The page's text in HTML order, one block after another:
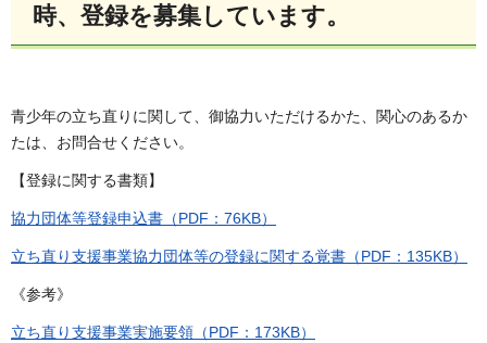
時、登録を募集しています。
青少年の立ち直りに関して、御協力いただけるかた、関心のあるか
たは、お問合せください。
【登録に関する書類】
協力団体等登録申込書（PDF：76KB）
立ち直り支援事業協力団体等の登録に関する覚書（PDF：135KB）
《参考》
立ち直り支援事業実施要領（PDF：173KB）